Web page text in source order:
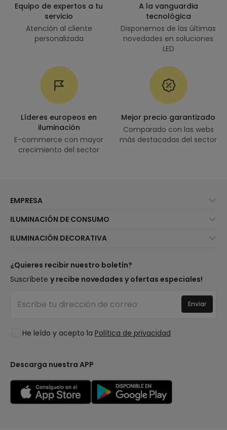
Equipo de expertos a tu
servicio
Atención al cliente
personalizada
A la vanguardia
tecnológica
Disponemos de las últimas
novedades en soluciones
LED
Líderes europeos en
iluminación
E-commerce con mayor
crecimiento del sector
Mejor precio garantizado
Comparado con las webs
más destacadas del sector
EMPRESA
Atención al cliente
Métodos de envío
¿Eres profesional?
Tiendas
Preguntas frecuentes
Iniciar sesión
ILUMINACIÓN DE CONSUMO
Marcas
Calculadora de ahorro LED
Presupuestos
Iluminación para empresas
ILUMINACIÓN DECORATIVA
Top Marcas
Espacios
Colecciones
LoveYouGreen
¿Quieres recibir nuestro boletín?
Suscríbete y recibe novedades y ofertas especiales!
He leído y acepto la Política de privacidad
Enviar
Descarga nuestra APP